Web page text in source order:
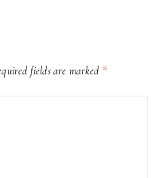
fields are marked *